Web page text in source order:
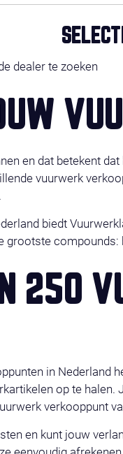
dealer te zoeken
en dat betekent
vuurwerk
biedt
grootste
250
in
op te
verkooppunt
en kunt jouw